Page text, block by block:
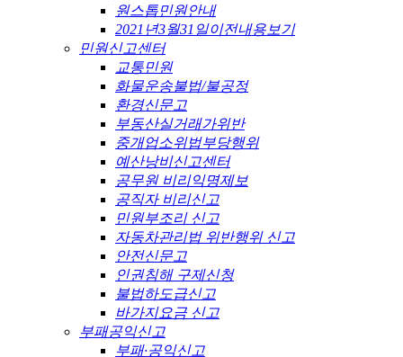
원스톱민원안내
2021년3월31일이전내용보기
민원신고센터
교통민원
화물운송불법/불공정
환경신문고
부동산실거래가위반
중개업소위법부당행위
예산낭비신고센터
공무원 비리익명제보
공직자 비리신고
민원부조리 신고
자동차관리법 위반행위 신고
안전신문고
인권침해 구제신청
불법하도급신고
바가지요금 신고
부패공익신고
부패·공익신고